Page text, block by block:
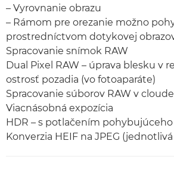
– Vyrovnanie obrazu
– Rámom pre orezanie možno
prostredníctvom dotykovej
Spracovanie snímok RAW
Dual Pixel RAW – úprava blesku v
ostrosť pozadia (vo fotoaparáte)
Spracovanie súborov RAW v cloude
Viacnásobná expozícia
HDR – s potlačením
Konverzia HEIF na JPEG